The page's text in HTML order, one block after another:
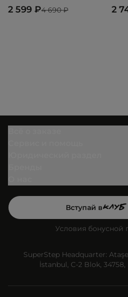
4 690 ₽
2 599 ₽ 2
Вступай в
Условия бонусной
SuperStep Headquarter:
İstanbul, C-2 Blok,